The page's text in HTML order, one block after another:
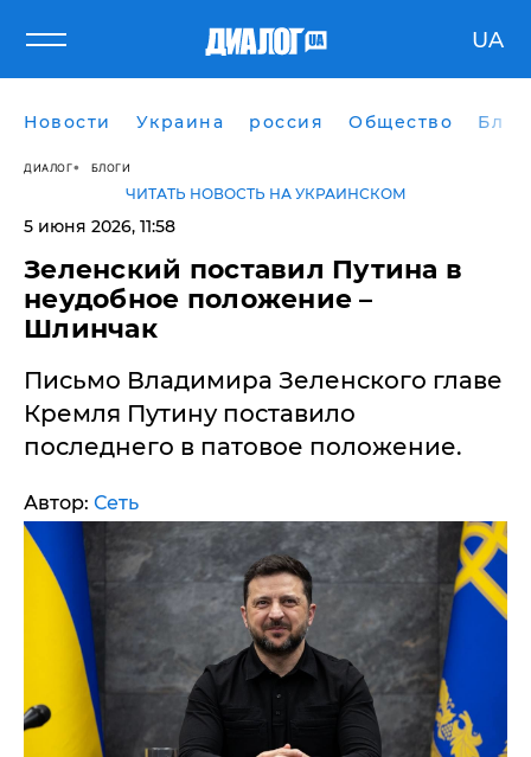
UA
Новости Украина россия Общество
ДИАЛОГ БЛОГИ
ЧИТАТЬ НОВОСТЬ НА УКРАИНСКОМ
5 июня 2026, 11:58
Зеленский поставил Путина в
неудобное положение –
Шлинчак
Письмо Владимира Зеленского главе
Кремля Путину поставило
последнего в патовое положение.
Автор: Сеть